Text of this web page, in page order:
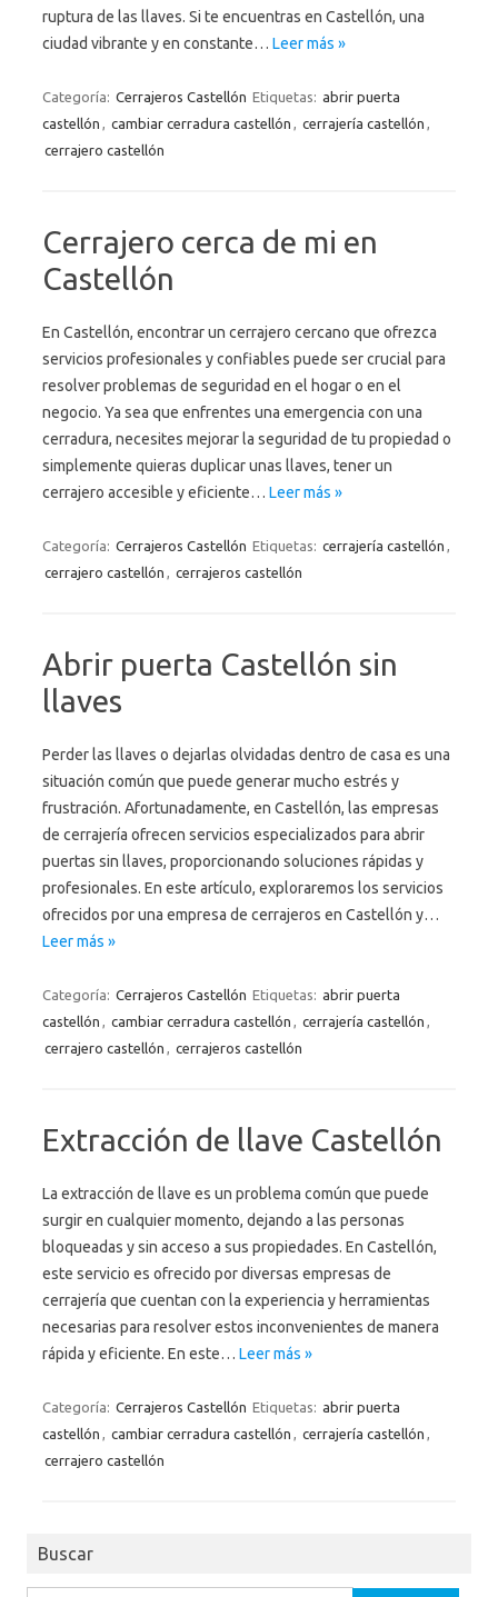
ruptura de las llaves. Si te encuentras en Castellón, una
ciudad vibrante y en constante… Leer más »
Categoría: Cerrajeros Castellón Etiquetas: abrir puerta
castellón , cambiar cerradura castellón , cerrajería castellón ,
cerrajero castellón
Cerrajero cerca de mi en
Castellón
En Castellón, encontrar un cerrajero cercano que ofrezca
servicios profesionales y confiables puede ser crucial para
resolver problemas de seguridad en el hogar o en el
negocio. Ya sea que enfrentes una emergencia con una
cerradura, necesites mejorar la seguridad de tu propiedad o
simplemente quieras duplicar unas llaves, tener un
cerrajero accesible y eficiente… Leer más »
Categoría: Cerrajeros Castellón Etiquetas: cerrajería castellón ,
cerrajero castellón , cerrajeros castellón
Abrir puerta Castellón sin
llaves
Perder las llaves o dejarlas olvidadas dentro de casa es una
situación común que puede generar mucho estrés y
frustración. Afortunadamente, en Castellón, las empresas
de cerrajería ofrecen servicios especializados para abrir
puertas sin llaves, proporcionando soluciones rápidas y
profesionales. En este artículo, exploraremos los servicios
ofrecidos por una empresa de cerrajeros en Castellón y…
Leer más »
Categoría: Cerrajeros Castellón Etiquetas: abrir puerta
castellón , cambiar cerradura castellón , cerrajería castellón ,
cerrajero castellón , cerrajeros castellón
Extracción de llave Castellón
La extracción de llave es un problema común que puede
surgir en cualquier momento, dejando a las personas
bloqueadas y sin acceso a sus propiedades. En Castellón,
este servicio es ofrecido por diversas empresas de
cerrajería que cuentan con la experiencia y herramientas
necesarias para resolver estos inconvenientes de manera
rápida y eficiente. En este… Leer más »
Categoría: Cerrajeros Castellón Etiquetas: abrir puerta
castellón , cambiar cerradura castellón , cerrajería castellón ,
cerrajero castellón
Buscar